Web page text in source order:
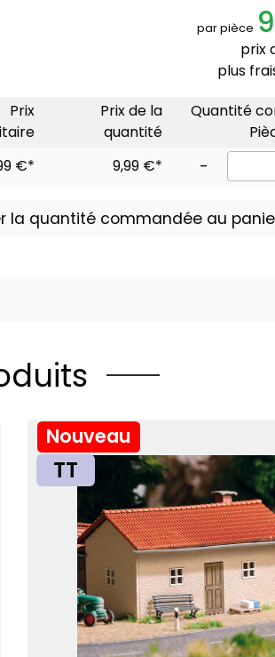
par pièce
prix
plus
Prix
Prix de la
quantité
Quantité
€* 9,99 €* -
la quantité commandée au
TT
Nouveau